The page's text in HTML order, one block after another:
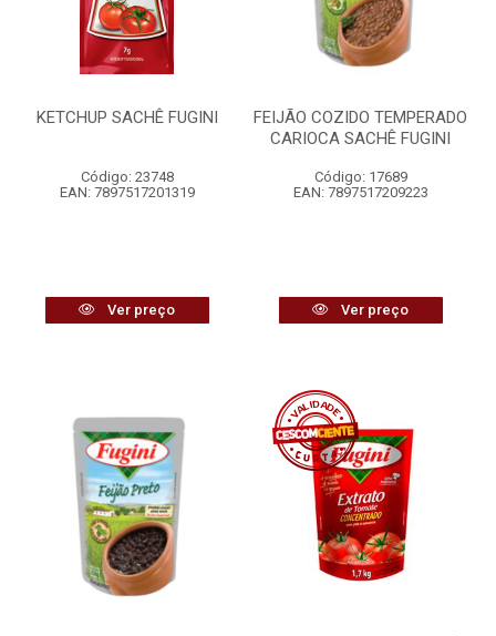
KETCHUP SACHÊ FUGINI
Código: 23748
EAN: 7897517201319
Ver preço
FEIJÃO COZIDO TEMPERADO
CARIOCA SACHÊ FUGINI
Código: 17689
EAN: 7897517209223
Ver preço